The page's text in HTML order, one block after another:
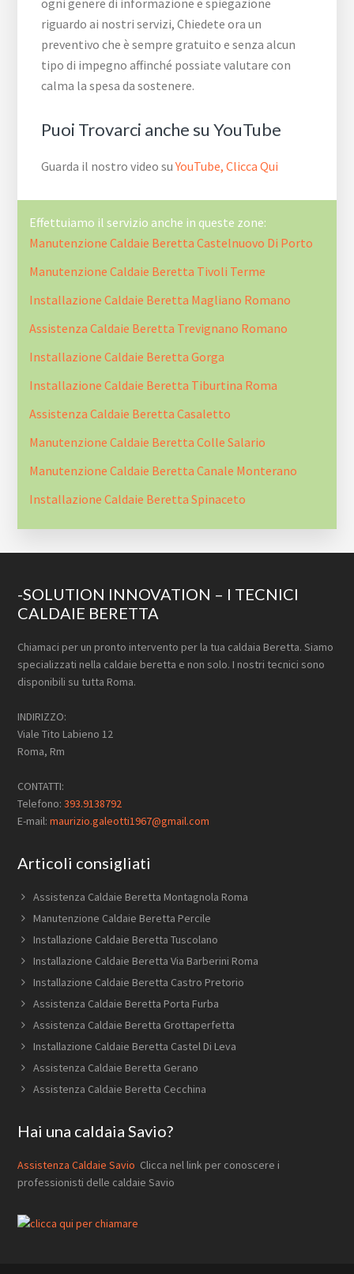
ogni genere di informazione e spiegazione
riguardo ai nostri servizi, Chiedete ora un
preventivo che è sempre gratuito e senza alcun
tipo di impegno affinché possiate valutare con
calma la spesa da sostenere.
Puoi Trovarci anche su YouTube
Guarda il nostro video suYouTube, Clicca Qui
Effettuiamo il servizio anche in queste zone:
Manutenzione Caldaie Beretta Castelnuovo Di Porto
Manutenzione Caldaie Beretta Tivoli Terme
Installazione Caldaie Beretta Magliano Romano
Assistenza Caldaie Beretta Trevignano Romano
Installazione Caldaie Beretta Gorga
Installazione Caldaie Beretta Tiburtina Roma
Assistenza Caldaie Beretta Casaletto
Manutenzione Caldaie Beretta Colle Salario
Manutenzione Caldaie Beretta Canale Monterano
Installazione Caldaie Beretta Spinaceto
Footer
-SOLUTION INNOVATION – I TECNICI
CALDAIE BERETTA
Chiamaci per un pronto intervento per la tua caldaia Beretta. Siamo
specializzati nella caldaie beretta e non solo. I nostri tecnici sono
disponibili su tutta Roma.
INDIRIZZO:
Viale Tito Labieno 12
Roma, Rm
CONTATTI:
Telefono:393.9138792
E-mail:maurizio.galeotti1967@gmail.com
Articoli consigliati
Assistenza Caldaie Beretta Montagnola Roma
Manutenzione Caldaie Beretta Percile
Installazione Caldaie Beretta Tuscolano
Installazione Caldaie Beretta Via Barberini Roma
Installazione Caldaie Beretta Castro Pretorio
Assistenza Caldaie Beretta Porta Furba
Assistenza Caldaie Beretta Grottaperfetta
Installazione Caldaie Beretta Castel Di Leva
Assistenza Caldaie Beretta Gerano
Assistenza Caldaie Beretta Cecchina
Hai una caldaia Savio?
Assistenza Caldaie Savio Clicca nel link per conoscere i
professionisti delle caldaie Savio